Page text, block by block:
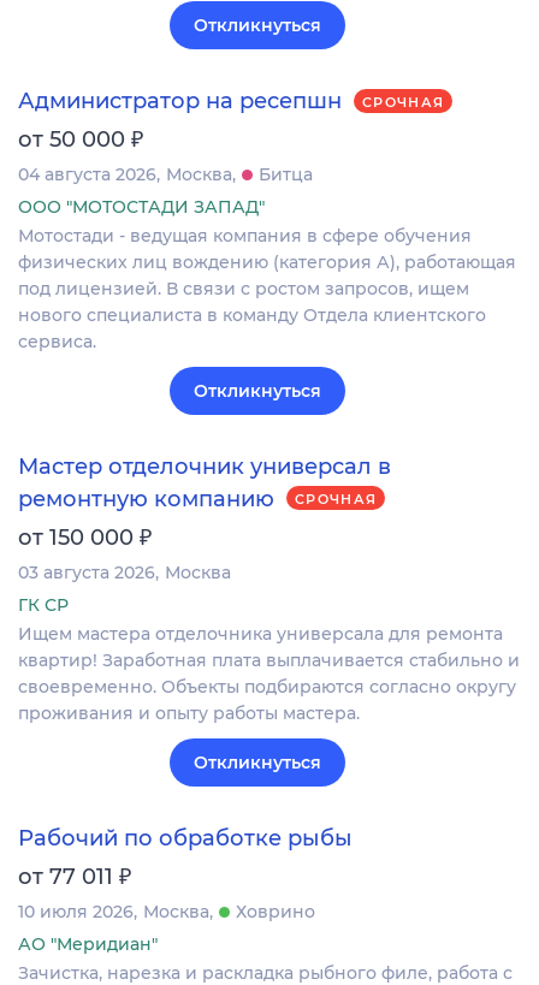
Откликнуться
Администратор на ресепшн СРОЧНАЯ
от 50 000 ₽
04 августа 2026 Москва
Битца
ООО "МОТОСТАДИ ЗАПАД"
Мотостади - ведущая компания в сфере обучения
физических лиц вождению (категория А), работающая
под лицензией. В связи с ростом запросов, ищем
нового специалиста в команду Отдела клиентского
сервиса.
Откликнуться
Мастер отделочник универсал в
ремонтную компанию
СРОЧНАЯ
от 150 000 ₽
03 августа 2026 Москва
ГК СР
Ищем мастера отделочника универсала для ремонта
квартир! Заработная плата выплачивается стабильно и
своевременно. Объекты подбираются согласно округу
проживания и опыту работы мастера.
Откликнуться
Рабочий по обработке рыбы
от 77 011 ₽
10 июля 2026 Москва
Ховрино
АО "Меридиан"
Зачистка, нарезка и раскладка рыбного филе, работа с